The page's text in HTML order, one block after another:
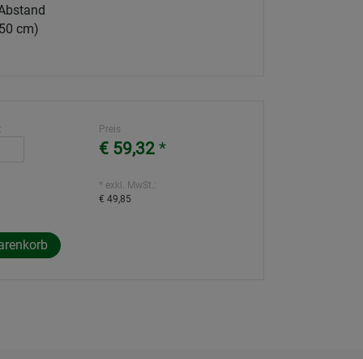
cm)
Preis
€ 59,32 *
* exkl. MwSt.:
€ 49,85